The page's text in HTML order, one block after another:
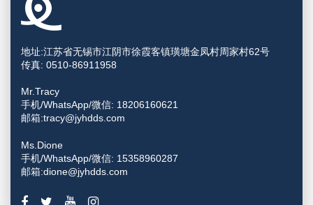
地址:江苏省无锡市江阴市徐霞客镇璜塘金凤村周家村62号
传真: 0510-86911958
Mr.Tracy
手机/WhatsApp/微信: 18206160621
邮箱:tracy@jyhdds.com
Ms.Dione
手机/WhatsApp/微信: 15358960287
邮箱:dione@jyhdds.com